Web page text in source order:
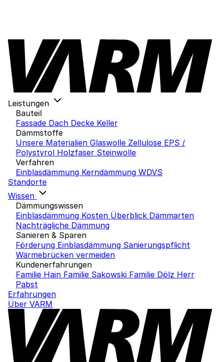
Leistungen
Bauteil
Fassade Dach Decke Keller
Dämmstoffe
Unsere Materialien Glaswolle Zellulose EPS /
Polystyrol Holzfaser Steinwolle
Verfahren
Einblasdämmung Kerndämmung WDVS
Standorte
Wissen
Dämmungswissen
Einblasdämmung Kosten Überblick Dämmarten
Nachträgliche Dämmung
Sanieren & Sparen
Förderung Einblasdämmung Sanierungspflicht
Wärmebrücken vermeiden
Kundenerfahrungen
Familie Hain Familie Sakowski Familie Dölz Herr
Pabst
Erfahrungen
Über VARM